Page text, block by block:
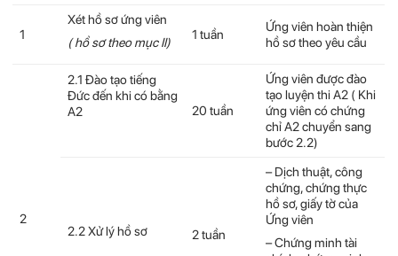
1
Xét hồ sơ ứng viên
( hồ sơ theo mục II)
1 tuần
Ứng viên hoàn thiện
hồ sơ theo yêu cầu
2
2.1 Đào tạo tiếng
Đức đến khi có bằng
A2
20 tuần
Ứng viên được đào
tạo luyện thi A2 ( Khi
ứng viên có chứng
chỉ A2 chuyển sang
bước 2.2)
2.2 Xử lý hồ sơ 2 tuần
– Dịch thuật, công
chứng, chứng thực
hồ sơ, giấy tờ của
Ứng viên
– Chứng minh tài